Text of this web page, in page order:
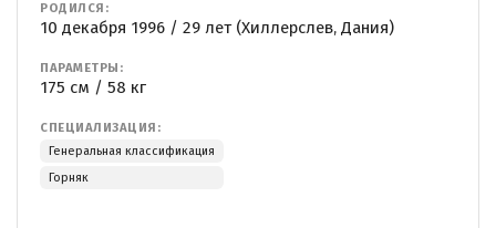
РОДИЛСЯ:
10 декабря 1996 / 29 лет (Хиллерслев, Дания)
ПАРАМЕТРЫ:
175 см / 58 кг
СПЕЦИАЛИЗАЦИЯ:
Генеральная классификация
Горняк